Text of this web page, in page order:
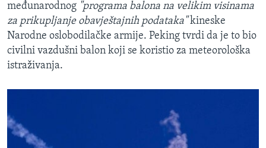
međunarodnog "programa balona na velikim visinama
za prikupljanje obavještajnih podataka"kineske
Narodne oslobodilačke armije. Peking tvrdi da je to bio
civilni vazdušni balon koji se koristio za meteorološka
istraživanja.